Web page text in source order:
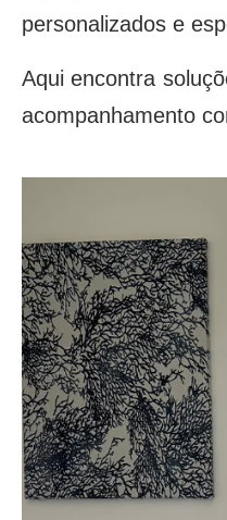
personalizados e
Aqui encontra
acompanhamento